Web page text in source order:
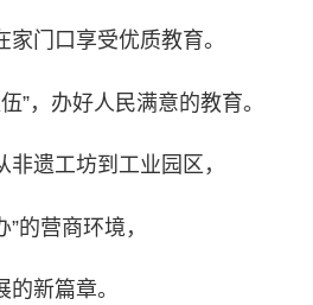
门口享受优质教育。
”，办好人民满意的教育。
遗工坊到工业园区，
的营商环境，
新篇章。